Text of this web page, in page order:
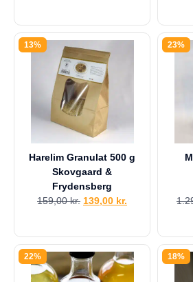
13%
Harelim Granulat 500 g
Skovgaard &
Frydensberg
159,00kr. 139,00 kr.
23%
22% 18%